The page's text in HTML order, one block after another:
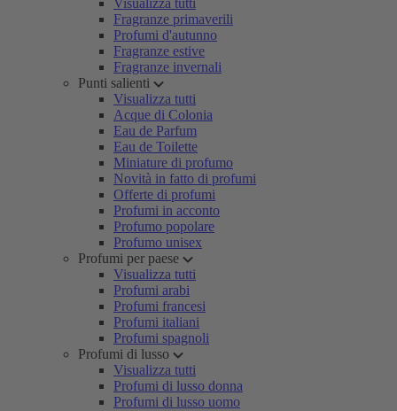
Visualizza tutti
Fragranze primaverili
Profumi d'autunno
Fragranze estive
Fragranze invernali
Punti salienti
Visualizza tutti
Acque di Colonia
Eau de Parfum
Eau de Toilette
Miniature di profumo
Novità in fatto di profumi
Offerte di profumi
Profumi in acconto
Profumo popolare
Profumo unisex
Profumi per paese
Visualizza tutti
Profumi arabi
Profumi francesi
Profumi italiani
Profumi spagnoli
Profumi di lusso
Visualizza tutti
Profumi di lusso donna
Profumi di lusso uomo